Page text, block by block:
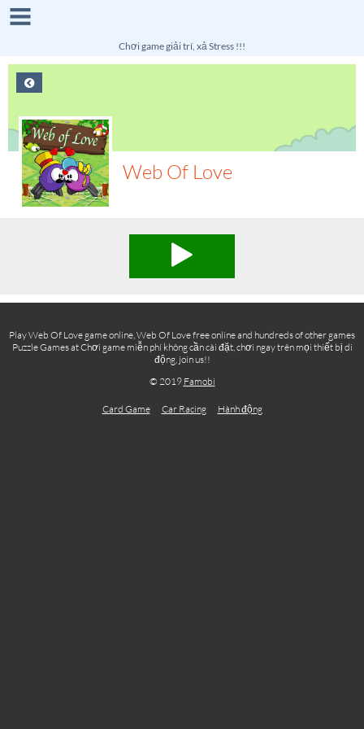
Chơi game giải trí, xả Stress !!!
Web Of Love
Play Web Of Love game online, Web Of Love free online and hundreds of other games
Puzzle Games at Chơi game miễn phí không cần cài đặt, chơi ngay trên mọi thiết bị di
động, join us!!
© 2019 Famobi
Card Game Car Racing Hành động